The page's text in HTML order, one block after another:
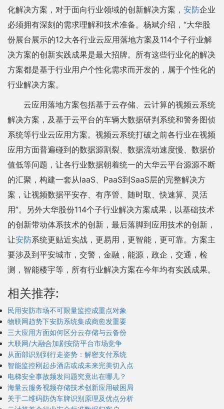
化解决方案，对于面向行业领域的创新解决方案， 安防企业
必须拥有深刻的需求理解和技术准备。杨斌介绍，“大华股
份展台展示的12大各行业云应用落地方案及114个子行业解
决方案的创新实践成果是最大招牌。所有这些行业化的解决
方案都是基于行业用户个性化需求而开发的，属于个性化的
行业解决方案。
云应用落地方案包括基于云存储、云计算的视频云系统
解决方案，及基于云平台的车辆大数据研判系统和警务图侦
系统等行业云应用方案。视频云系统打破之前各行业在视频
应用方面普遍碰到的数据源割裂、数据流动速度慢、数据价
值低等问题，让各行业数据朝着统一的大华云平台源源不断
的汇聚，构建一套从IaaS、PaaS到SaaS层的完整解决方
案，让视频数据平安存、有序管、随时取、快速算、灵活
用”。另外大华股份114个子行业解决方案成果，以基础技术
的创新带动体系技术的创新，最后落脚到应用技术的创新，
让安防系统更贴近实战，更易用，更智能，更可靠。方案主
要涉及到平安城市，交警，金融，能源，政企，交通，检
测，智能楼宇等，所有行业解决方案在今年均有实践成果。
相关推荐:
民用安防市场不可限量监控成重点对象
物联网趋势下安防系统集成商愈发重要
三大应用方面如何区分云存储与云备份
大联网/大融合加剧安防平台市场竞争
从面部识别到行走姿势：解密支付系统
智能监控刚起步酒店或成未来完美切入点
电梯安全事故频发问题究竟出在哪儿？
海量云服务视频存储技术创新应用破困局
关于二维码防伪车牌识别原理及优点分析